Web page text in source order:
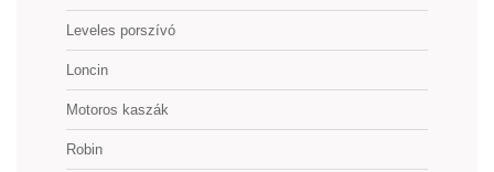
Leveles porszívó
Loncin
Motoros kaszák
Robin